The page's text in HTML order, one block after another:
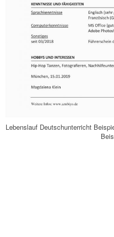
Lebenslauf Deutschunterricht